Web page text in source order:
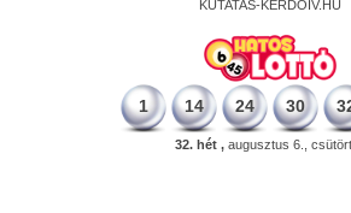
KUTATAS-KERDOIV.HU
1 14 24 30
32. hét ,augusztus 6.,